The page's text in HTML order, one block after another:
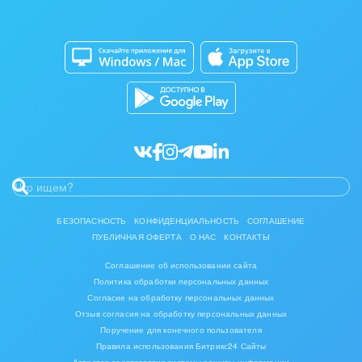
Инвестиционный бизнес
Интерьер, дизайн, декор
Консалтинговые и управленческие услуги
Мебель, лес, деревообработка
Медицина и фармацевтика
Металлургия
Кибербезопасность
Битрикс24 Маркет
Разработчикам приложений
БЕЗОПАСНОСТЬ КОНФИДЕНЦИАЛЬНОСТЬ
СОГЛАШЕНИЕ
ПУБЛИЧНАЯ ОФЕРТА
О НАС КОНТАКТЫ
Соглашение об использовании сайта
Политика обработки персональных данных
Согласие на обработку персональных данных
Отзыв согласия на обработку персональных данных
Поручение для конечного пользователя
Правила использования Битрикс24 Сайты